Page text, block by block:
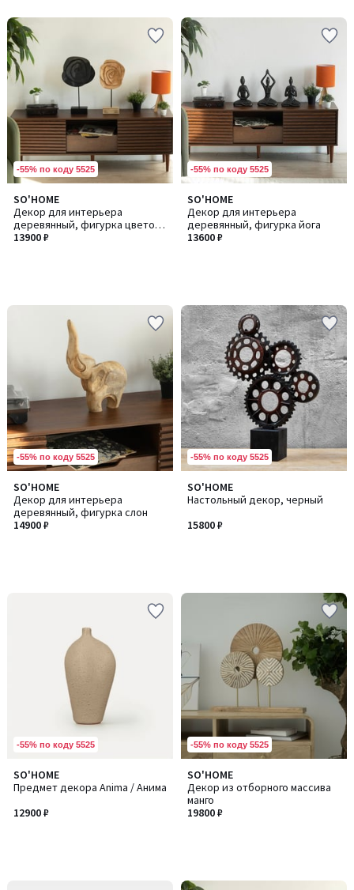
-55% по коду 5525
SO'HOME
Декор для интерьера
деревянный, фигурка цветок
из манго
13900 ₽
-55% по коду 5525
SO'HOME
Декор для интерьера
деревянный, фигурка йога
13600 ₽
-55% по коду 5525
SO'HOME
Декор для интерьера
деревянный, фигурка слон
14900 ₽
-55% по коду 5525
SO'HOME
Настольный декор, черный
15800 ₽
-55% по коду 5525
SO'HOME
Предмет декора Anima / Анима
12900 ₽
-55% по коду 5525
SO'HOME
Декор из отборного массива
манго
19800 ₽